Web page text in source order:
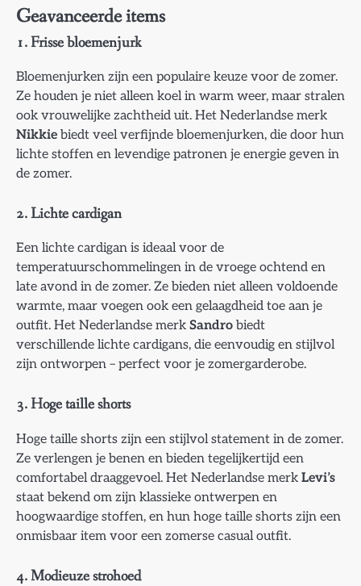
Geavanceerde items
1. Frisse bloemenjurk
Bloemenjurken zijn een populaire keuze voor de zomer.
Ze houden je niet alleen koel in warm weer, maar stralen
ook vrouwelijke zachtheid uit. Het Nederlandse merk
Nikkie biedt veel verfijnde bloemenjurken, die door hun
lichte stoffen en levendige patronen je energie geven in
de zomer.
2. Lichte cardigan
Een lichte cardigan is ideaal voor de
temperatuurschommelingen in de vroege ochtend en
late avond in de zomer. Ze bieden niet alleen voldoende
warmte, maar voegen ook een gelaagdheid toe aan je
outfit. Het Nederlandse merk Sandro biedt
verschillende lichte cardigans, die eenvoudig en stijlvol
zijn ontworpen – perfect voor je zomergarderobe.
3. Hoge taille shorts
Hoge taille shorts zijn een stijlvol statement in de zomer.
Ze verlengen je benen en bieden tegelijkertijd een
comfortabel draaggevoel. Het Nederlandse merk Levi’s
staat bekend om zijn klassieke ontwerpen en
hoogwaardige stoffen, en hun hoge taille shorts zijn een
onmisbaar item voor een zomerse casual outfit.
4. Modieuze strohoed